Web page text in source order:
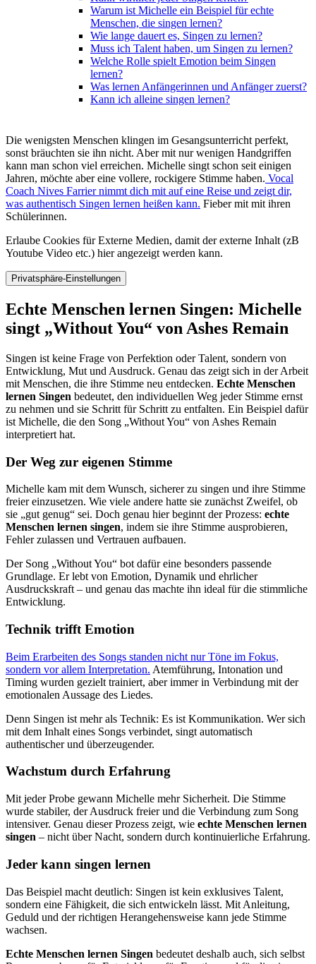
Warum ist Michelle ein Beispiel für echte
Menschen, die singen lernen?
Wie lange dauert es, Singen zu lernen?
Muss ich Talent haben, um Singen zu lernen?
Welche Rolle spielt Emotion beim Singen
lernen?
Was lernen Anfängerinnen und Anfänger zuerst?
Kann ich alleine singen lernen?
Die wenigsten Menschen klingen im Gesangsunterricht perfekt,
sonst bräuchten sie ihn nicht. Aber mit nur wenigen Handgriffen
kann man schon viel erreichen. Michelle singt schon seit einigen
Jahren, möchte aber eine vollere, rockigere Stimme haben. Vocal
Coach Nives Farrier nimmt dich mit auf eine Reise und zeigt dir,
was authentisch Singen lernen heißen kann. Fieber mit mit ihren
Schülerinnen.
Erlaube Cookies für Externe Medien, damit der externe Inhalt (zB
Youtube Video etc.) hier angezeigt werden kann.
Privatsphäre-Einstellungen
Echte Menschen lernen Singen: Michelle
singt „Without You“ von Ashes Remain
Singen ist keine Frage von Perfektion oder Talent, sondern von
Entwicklung, Mut und Ausdruck. Genau das zeigt sich in der Arbeit
mit Menschen, die ihre Stimme neu entdecken. Echte Menschen
lernen Singen bedeutet, den individuellen Weg jeder Stimme ernst
zu nehmen und sie Schritt für Schritt zu entfalten. Ein Beispiel dafür
ist Michelle, die den Song „Without You“ von Ashes Remain
interpretiert hat.
Der Weg zur eigenen Stimme
Michelle kam mit dem Wunsch, sicherer zu singen und ihre Stimme
freier einzusetzen. Wie viele andere hatte sie zunächst Zweifel, ob
sie „gut genug“ sei. Doch genau hier beginnt der Prozess: echte
Menschen lernen singen, indem sie ihre Stimme ausprobieren,
Fehler zulassen und Vertrauen aufbauen.
Der Song „Without You“ bot dafür eine besonders passende
Grundlage. Er lebt von Emotion, Dynamik und ehrlicher
Ausdruckskraft – und genau das machte ihn ideal für die stimmliche
Entwicklung.
Technik trifft Emotion
Beim Erarbeiten des Songs standen nicht nur Töne im Fokus,
sondern vor allem Interpretation. Atemführung, Intonation und
Timing wurden gezielt trainiert, aber immer in Verbindung mit der
emotionalen Aussage des Liedes.
Denn Singen ist mehr als Technik: Es ist Kommunikation. Wer sich
mit dem Inhalt eines Songs verbindet, singt automatisch
authentischer und überzeugender.
Wachstum durch Erfahrung
Mit jeder Probe gewann Michelle mehr Sicherheit. Die Stimme
wurde stabiler, der Ausdruck freier und die Verbindung zum Song
intensiver. Genau dieser Prozess zeigt, wie echte Menschen lernen
singen – nicht über Nacht, sondern durch kontinuierliche Erfahrung.
Jeder kann singen lernen
Das Beispiel macht deutlich: Singen ist kein exklusives Talent,
sondern eine Fähigkeit, die sich entwickeln lässt. Mit Anleitung,
Geduld und der richtigen Herangehensweise kann jede Stimme
wachsen.
Echte Menschen lernen Singen bedeutet deshalb auch, sich selbst